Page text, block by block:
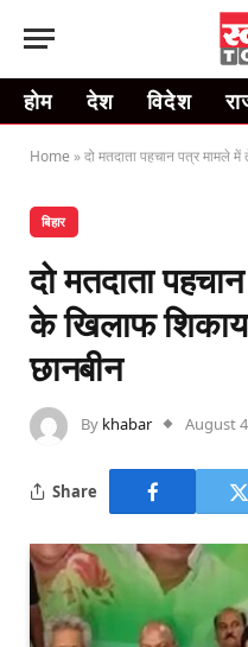
होम देश विदेश
Home »दो मतदाता पहचान पत्र मामले में
बिहार
दो मतदाता
के खिलाफ
छानबीन
By khabar August
Share